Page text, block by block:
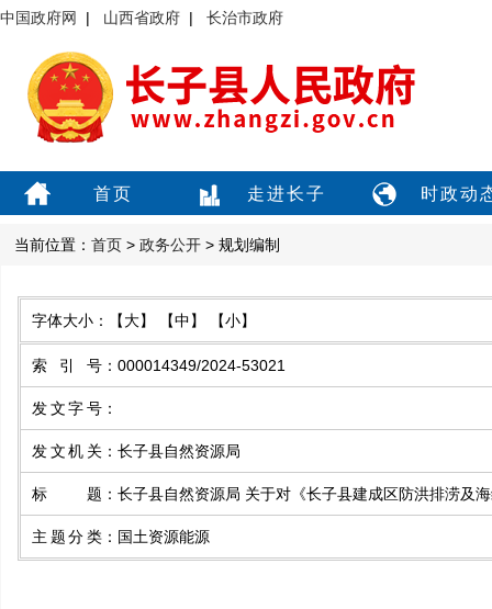
中国政府网 | 山西省政府 | 长治市政府
首页 走进长子 时政动
当前位置： 首页 > 政务公开 > 规划编制
字体大小： 【大】 【中】 【小】
索引号 ： 000014349/2024-53021
发文字号 ：
发文机关 ： 长子县自然资源局
标题 ： 长子县自然资源局 关于对《长子县建成区防洪排涝及
主题分类 ： 国土资源能源